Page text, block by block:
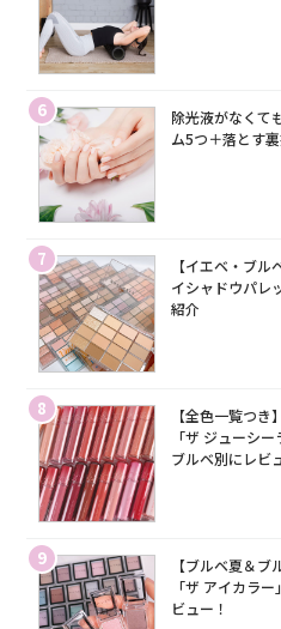
6
除光液がなくて
ム5つ＋落とす
7
【イエベ・ブ
イシャドウパレ
紹介
8
【全色一覧つ
「ザ ジューシ
ブルベ別にレビ
9
【ブルベ夏＆
「ザ アイカラ
ビュー！